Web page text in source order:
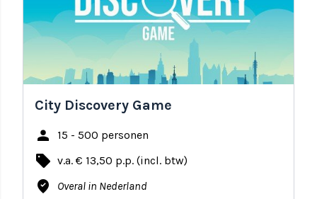
City Discovery Game
person 15 - 500 personen
local_offer v.a. € 13,50 p.p. (incl. btw)
where_to_vote Overal in Nederland